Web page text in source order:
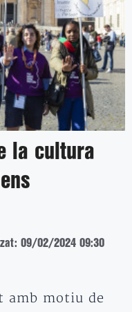
la cultura
09/02/2024 09:30
amb motiu de